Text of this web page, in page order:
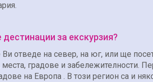
за екскурзия?
отведе на север, на юг, или ще
места, градове и забележителности.
на Европа . В този регион са и